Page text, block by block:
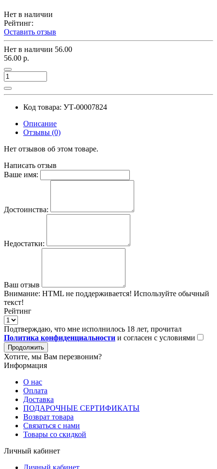
Нет в наличии
Рейтинг:
Оставить отзыв
Нет в наличии 56.00
56.00 р.
Код товара: УТ-00007824
Описание
Отзывы (0)
Нет отзывов об этом товаре.
Написать отзыв
Ваше имя:
Достоинства:
Недостатки:
Ваш отзыв
Внимание: HTML не поддерживается! Используйте обычный
текст!
Рейтинг
Подтверждаю, что мне исполнилось 18 лет, прочитал
Политика конфиденциальности и согласен с условиями
Продолжить
Хотите, мы Вам перезвоним?
Информация
О нас
Оплата
Доставка
ПОДАРОЧНЫЕ СЕРТИФИКАТЫ
Возврат товара
Связаться с нами
Товары со скидкой
Личный кабинет
Личный кабинет